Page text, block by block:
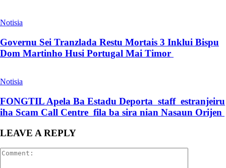
Notisia
Governu Sei Tranzlada Restu Mortais 3 Inklui Bispu
Dom Martinho Husi Portugal Mai Timor
Notisia
FONGTIL Apela Ba Estadu Deporta staff estranjeiru
iha Scam Call Centre fila ba sira nian Nasaun Orijen
LEAVE A REPLY